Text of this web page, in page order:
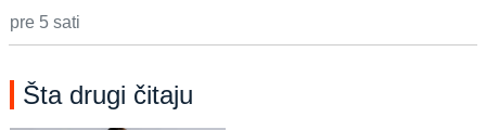
pre 5 sati
Šta drugi čitaju